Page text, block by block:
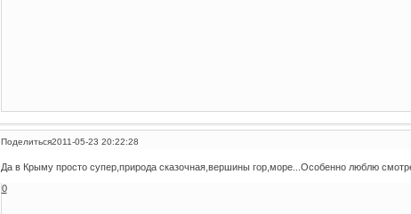
Поделиться2011-05-23 20:22:28
Да в Крыму просто супер,природа сказочная,вершины гор,море...Особенно люблю
0